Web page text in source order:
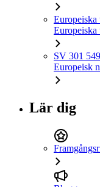
Europeiska
SV 301 549
Europeisk
Lär dig